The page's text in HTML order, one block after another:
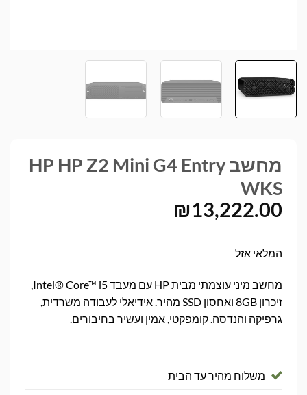
מחשב HP HP Z2 Mini G4 Entry
WKS
₪13,222.00
המלאי אזל
מחשב מיני עוצמתי מבית HP עם מעבד Intel® Core™ i5,
זיכרון 8GB ואחסון SSD מהיר. אידיאלי לעבודה משרדית,
גרפיקה והנדסה. קומפקטי, אמין ועשיר בחיבורים.
משלוח מהיר עד הבית